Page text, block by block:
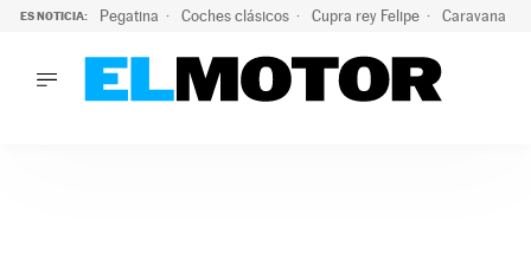
ES NOTICIA: Pegatina Coches clásicos Cupra rey Felipe Caravana